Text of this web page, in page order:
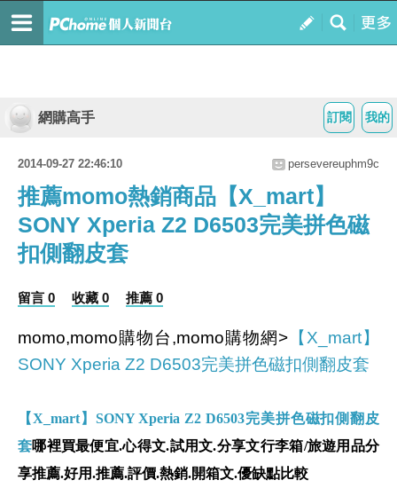
我的
訂閱
網購高手
2014-09-27 22:46:10 persevereuphm9c
推薦momo熱銷商品【X_mart】
SONY Xperia Z2 D6503完美拼色磁
扣側翻皮套
留言 0 收藏 0 推薦 0
momo,momo購物台,momo購物網> 【X_mart】
SONY Xperia Z2 D6503完美拼色磁扣側翻皮套
【X_mart】SONY Xperia Z2 D6503完美拼色磁扣側翻皮
套哪裡買最便宜.心得文.試用文.分享文行李箱/旅遊用品分
享推薦.好用.推薦.評價.熱銷.開箱文.優缺點比較